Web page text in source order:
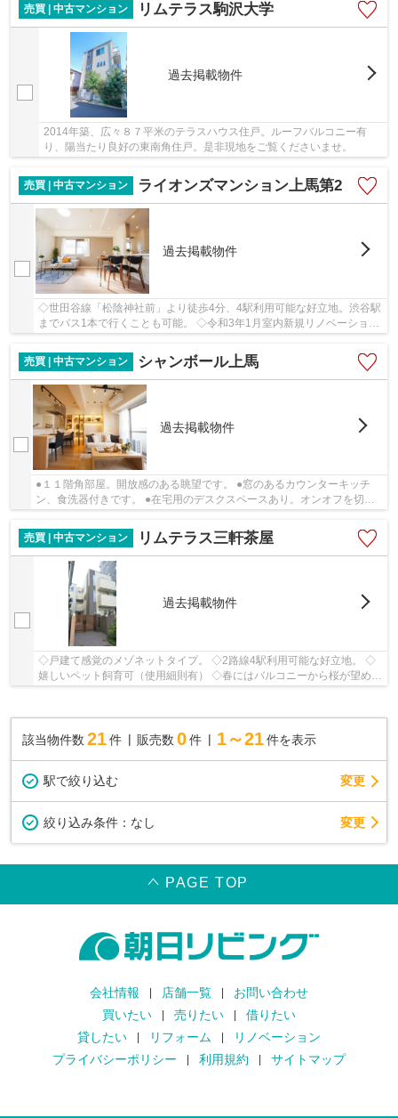
売買 | 中古マンション リムテラス駒沢大学
過去掲載物件
2014年築、広々８７平米のテラスハウス住戸。ルーフバルコニー有
り、陽当たり良好の東南角住戸。是非現地をご覧くださいませ。
売買 | 中古マンション ライオンズマンション上馬第2
過去掲載物件
◇世田谷線「松陰神社前」より徒歩4分、4駅利用可能な好立地。渋谷駅
までバス1本で行くことも可能。 ◇令和3年1月室内新規リノベーション
売買 | 中古マンション
シャンボール上馬
過去掲載物件
●１１階角部屋。開放感のある眺望です。 ●窓のあるカウンターキッチ
ン、食洗器付きです。 ●在宅用のデスクスペースあり。オンオフを切り
売買 | 中古マンション
リムテラス三軒茶屋
過去掲載物件
◇戸建て感覚のメゾネットタイプ。 ◇2路線4駅利用可能な好立地。 ◇
嬉しいペット飼育可（使用細則有） ◇春にはバルコニーから桜が望めま
該当物件数 21件 販売数 0 件 1～21 件を表示
駅で絞り込む 変更
絞り込み条件： なし 変更
PAGE TOP
会社情報 店舗一覧
お問い合わせ
買いたい
売りたい
借りたい
貸したい
リフォーム
リノベーション
プライバシーポリシー
利用規約 サイトマップ